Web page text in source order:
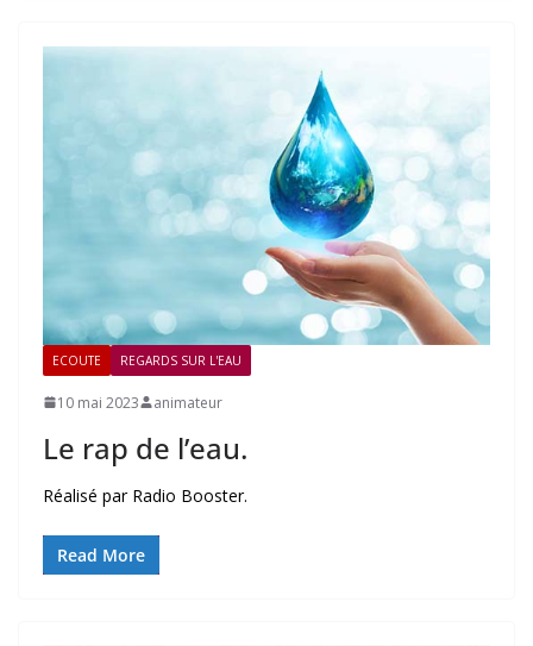
ECOUTE REGARDS SUR L'EAU
10 mai 2023 animateur
Le rap de l’eau.
Réalisé par Radio Booster.
Read More